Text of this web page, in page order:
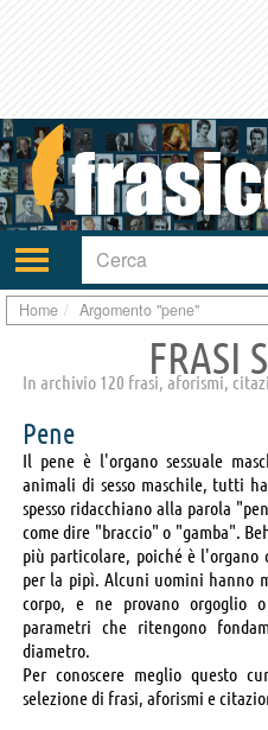
Attiva/disattiva
navigazione
Home Argomento "pene"
FRASI
In archivio 120 frasi, aforismi,
Pene
Il pene è l'organo sessuale
animali di sesso maschile, tutti
spesso ridacchiano alla parola
come dire "braccio" o "gamba".
più particolare, poiché è l'organo
per la pipì. Alcuni uomini hanno
corpo, e ne provano orgoglio
parametri che ritengono
diametro.
Per conoscere meglio questo
selezione di frasi, aforismi e